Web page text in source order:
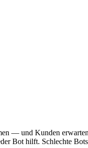
— und Kunden
Bot hilft. Schlechte